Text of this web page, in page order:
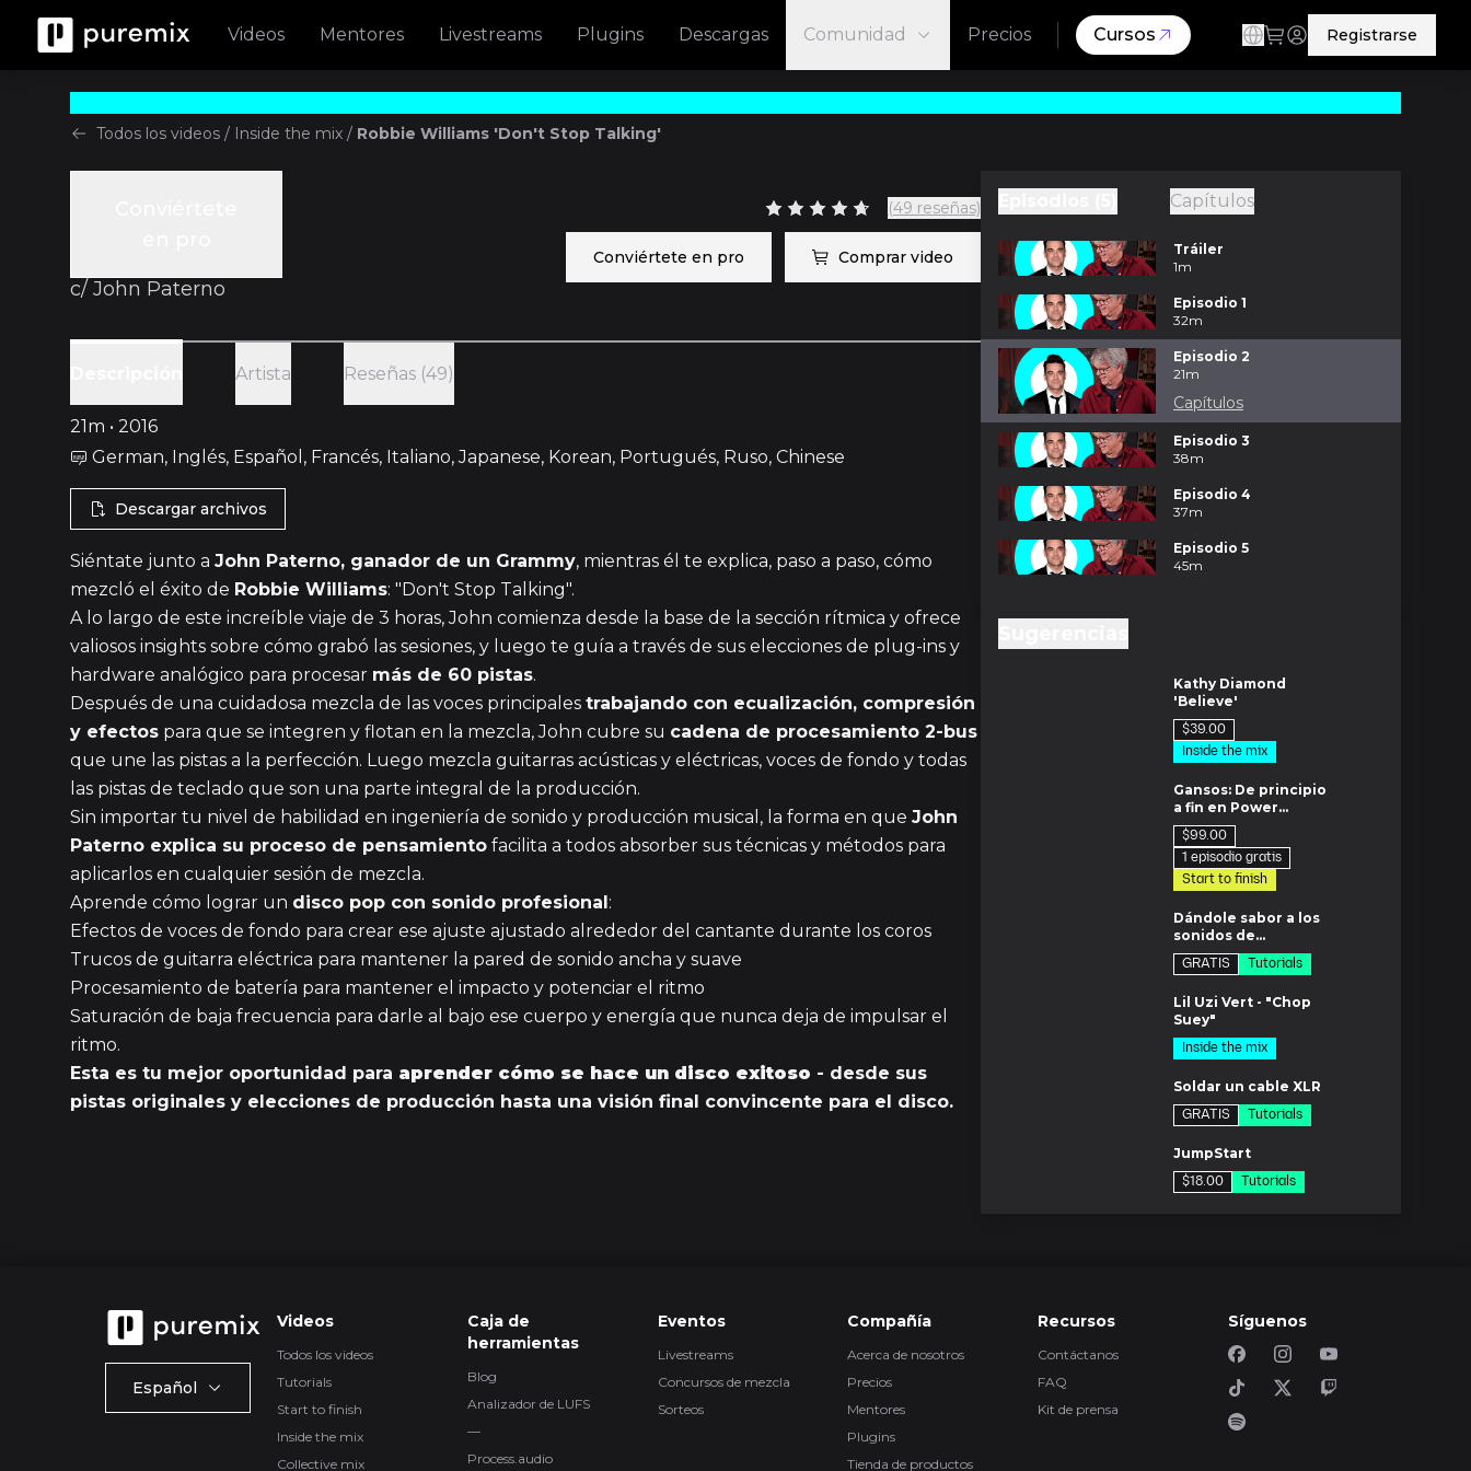
Videos Mentores Livestreams Plugins Descargas Comunidad Precios Cursos Registrarse
Todos los videos / Inside the mix / Robbie Williams 'Don't Stop Talking'
c/ John Paterno
(49 reseñas)
Conviértete en pro Comprar video
Artista Reseñas (49)
21m • 2016
German, Inglés, Español, Francés, Italiano, Japanese, Korean, Portugués, Ruso, Chinese
Descargar archivos
Siéntate junto a John Paterno, ganador de un Grammy, mientras él te explica, paso a paso, cómo
mezcló el éxito de Robbie Williams: "Don't Stop Talking".
A lo largo de este increíble viaje de 3 horas, John comienza desde la base de la sección rítmica y ofrece
valiosos insights sobre cómo grabó las sesiones, y luego te guía a través de sus elecciones de plug-ins y
hardware analógico para procesar más de 60 pistas.
Después de una cuidadosa mezcla de las voces principales trabajando con ecualización, compresión
y efectos para que se integren y flotan en la mezcla, John cubre su cadena de procesamiento 2-bus
que une las pistas a la perfección. Luego mezcla guitarras acústicas y eléctricas, voces de fondo y todas
las pistas de teclado que son una parte integral de la producción.
Sin importar tu nivel de habilidad en ingeniería de sonido y producción musical, la forma en que John
Paterno explica su proceso de pensamiento facilita a todos absorber sus técnicas y métodos para
aplicarlos en cualquier sesión de mezcla.
Aprende cómo lograr un disco pop con sonido profesional:
Efectos de voces de fondo para crear ese ajuste ajustado alrededor del cantante durante los coros
Trucos de guitarra eléctrica para mantener la pared de sonido ancha y suave
Procesamiento de batería para mantener el impacto y potenciar el ritmo
Saturación de baja frecuencia para darle al bajo ese cuerpo y energía que nunca deja de impulsar el
ritmo.
Esta es tu mejor oportunidad para aprender cómo se hace un disco exitoso - desde sus
pistas originales y elecciones de producción hasta una visión final convincente para el disco.
Capítulos
Tráiler
1m
Episodio 1
32m
Episodio 2
21m
Capítulos
Episodio 3
38m
Episodio 4
37m
Episodio 5
45m
Kathy Diamond
'Believe'
$39.00
Inside the mix
15 episodios
Gansos: De principio
a fin en Power
Station
$99.00
1 episodio gratis
Start to finish
Dándole sabor a los
sonidos de
sintetizador
GRATIS
Tutorials
Lil Uzi Vert - "Chop
Suey"
Inside the mix
Soldar un cable XLR
GRATIS
Tutorials
JumpStart
$18.00
Tutorials
Húmeda/Seca
Tutorials
Green Day 'Bang
Español
Videos
Todos los videos
Tutorials
Start to finish
Inside the mix
Collective mix
Caja de
herramientas
Blog
Analizador de LUFS
—
Process.audio
Eventos
Livestreams
Concursos de mezcla
Sorteos
Compañía
Acerca de nosotros
Precios
Mentores
Plugins
Tienda de productos
Recursos
Contáctanos
FAQ
Kit de prensa
Síguenos